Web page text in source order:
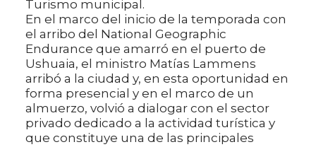
Turismo municipal.
En el marco del inicio de la temporada con
el arribo del National Geographic
Endurance que amarró en el puerto de
Ushuaia, el ministro Matías Lammens
arribó a la ciudad y, en esta oportunidad en
forma presencial y en el marco de un
almuerzo, volvió a dialogar con el sector
privado dedicado a la actividad turística y
que constituye una de las principales